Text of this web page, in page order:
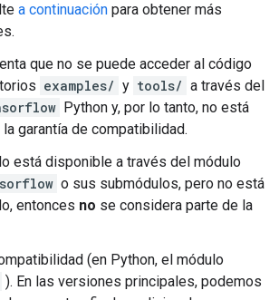
a continuación para obtener más
que no se puede acceder al código
examples/ y tools/ a través del
Python y, por lo tanto, no está
garantía de compatibilidad.
está disponible a través del módulo
o sus submódulos, pero no está
entonces no se considera parte de la
(en Python, el módulo
). En las versiones principales, podemos